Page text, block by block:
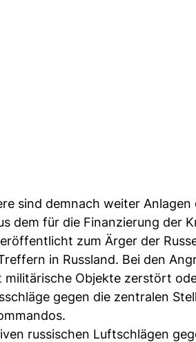
sind demnach weiter
dem für die Finanzierung der
zum Ärger der
in Russland. Bei den
militärische Objekte zerstört
gegen die zentralen
russischen Luftschlägen